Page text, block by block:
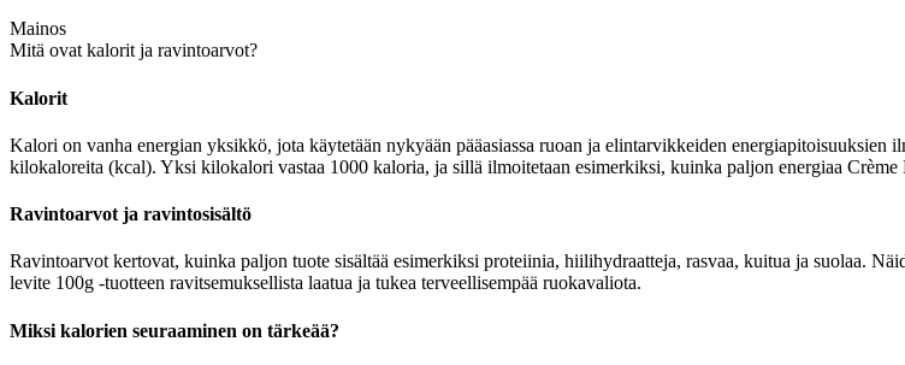
Mainos
Mitä ovat kalorit ja ravintoarvot?
Kalorit
Kalori on vanha energian yksikkö, jota käytetään nykyään pääasiassa ruoan ja elintarvikkeiden
kilokaloreita (kcal). Yksi kilokalori vastaa 1000 kaloria, ja sillä ilmoitetaan esimerkiksi, kuinka paljon energiaa
Ravintoarvot ja ravintosisältö
Ravintoarvot kertovat, kuinka paljon tuote sisältää esimerkiksi proteiinia, hiilihydraatteja, rasvaa, kuitua ja suolaa.
levite 100g -tuotteen ravitsemuksellista laatua ja tukea terveellisempää ruokavaliota.
Miksi kalorien seuraaminen on tärkeää?